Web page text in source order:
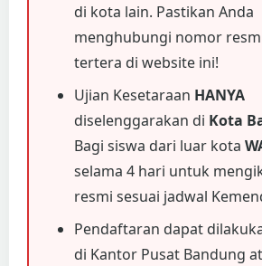
di kota lain. Pastikan Anda
menghubungi nomor
tertera di website ini!
Ujian Kesetaraan HANYA
diselenggarakan di Kota
Bagi siswa dari luar kota
selama 4 hari untuk
resmi sesuai jadwal
Pendaftaran dapat
di Kantor Pusat Bandung